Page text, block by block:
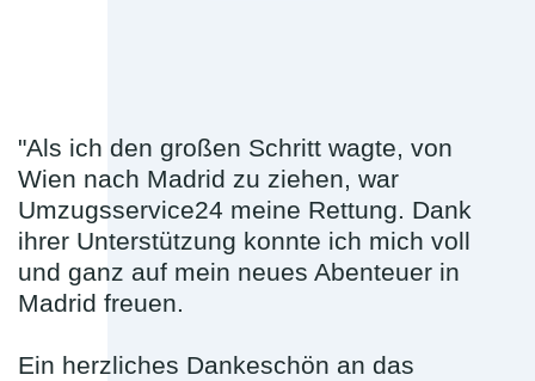
"Als ich den großen Schritt wagte, von
Wien nach Madrid zu ziehen, war
Umzugsservice24 meine Rettung. Dank
ihrer Unterstützung konnte ich mich voll
und ganz auf mein neues Abenteuer in
Madrid freuen.
Ein herzliches Dankeschön an das